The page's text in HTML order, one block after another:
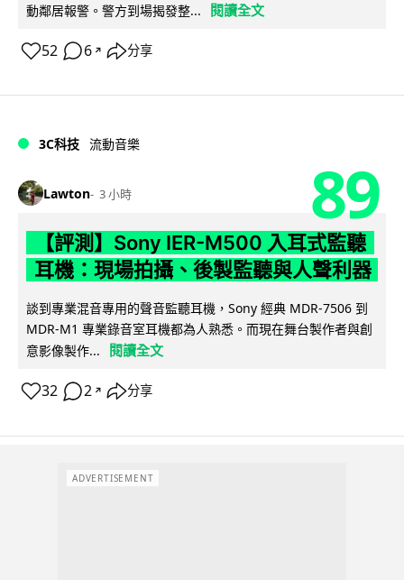
動鄰居報警。警方到場揭發整...
閱讀全文
52 6 ↗ 分享
3C科技 流動音樂
Lawton 3 小時 89
【評測】Sony IER-M500 入耳式監聽
耳機：現場拍攝、後製監聽與人聲利器
談到專業混音專用的聲音監聽耳機，Sony 經典 MDR-7506 到
MDR-M1 專業錄音室耳機都為人熟悉。而現在舞台製作者與創
意影像製作...
閱讀全文
32 2 ↗ 分享
ADVERTISEMENT